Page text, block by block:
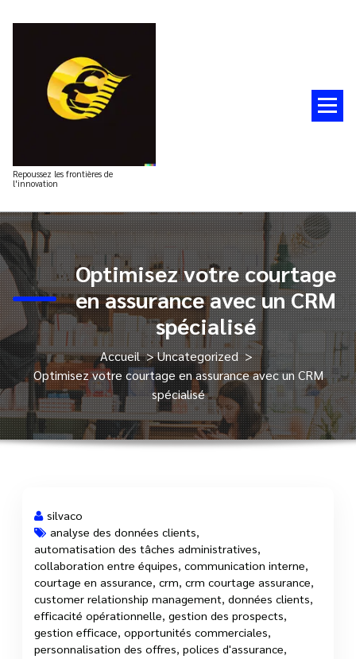
Repoussez les frontières de
l'innovation
Optimisez votre courtage
en assurance avec un CRM
spécialisé
Accueil>Uncategorized>
Optimisez votre courtage en assurance avec un CRM
spécialisé
29 Mar, 2026
silvaco
analyse des données clients
automatisation des tâches administratives
collaboration entre équipes communication interne
courtage en assurance crm crm courtage assurance
customer relationship management données clients
efficacité opérationnelle gestion des prospects
gestion efficace opportunités commerciales
personnalisation des offres polices d'assurance